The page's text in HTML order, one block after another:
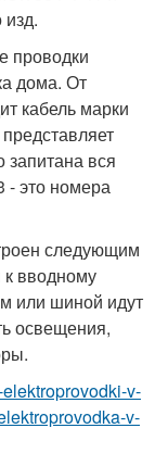
проводки
дома. От
кабель марки
запитана вся
- это номера
следующим
к вводному
или шиной идут
освещения,
v-
v-